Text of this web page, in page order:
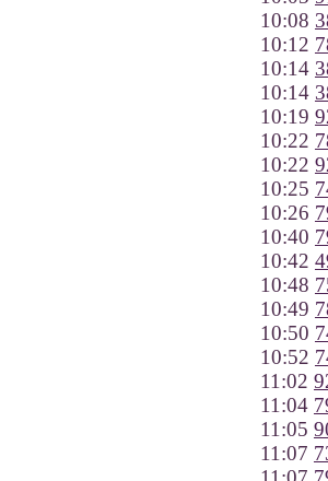
10:08
10:12
10:14
10:14
10:19
10:22
10:22
10:25
10:26
10:40
10:42
10:48
10:49
10:50
10:52
11:02
11:04
11:05
11:07